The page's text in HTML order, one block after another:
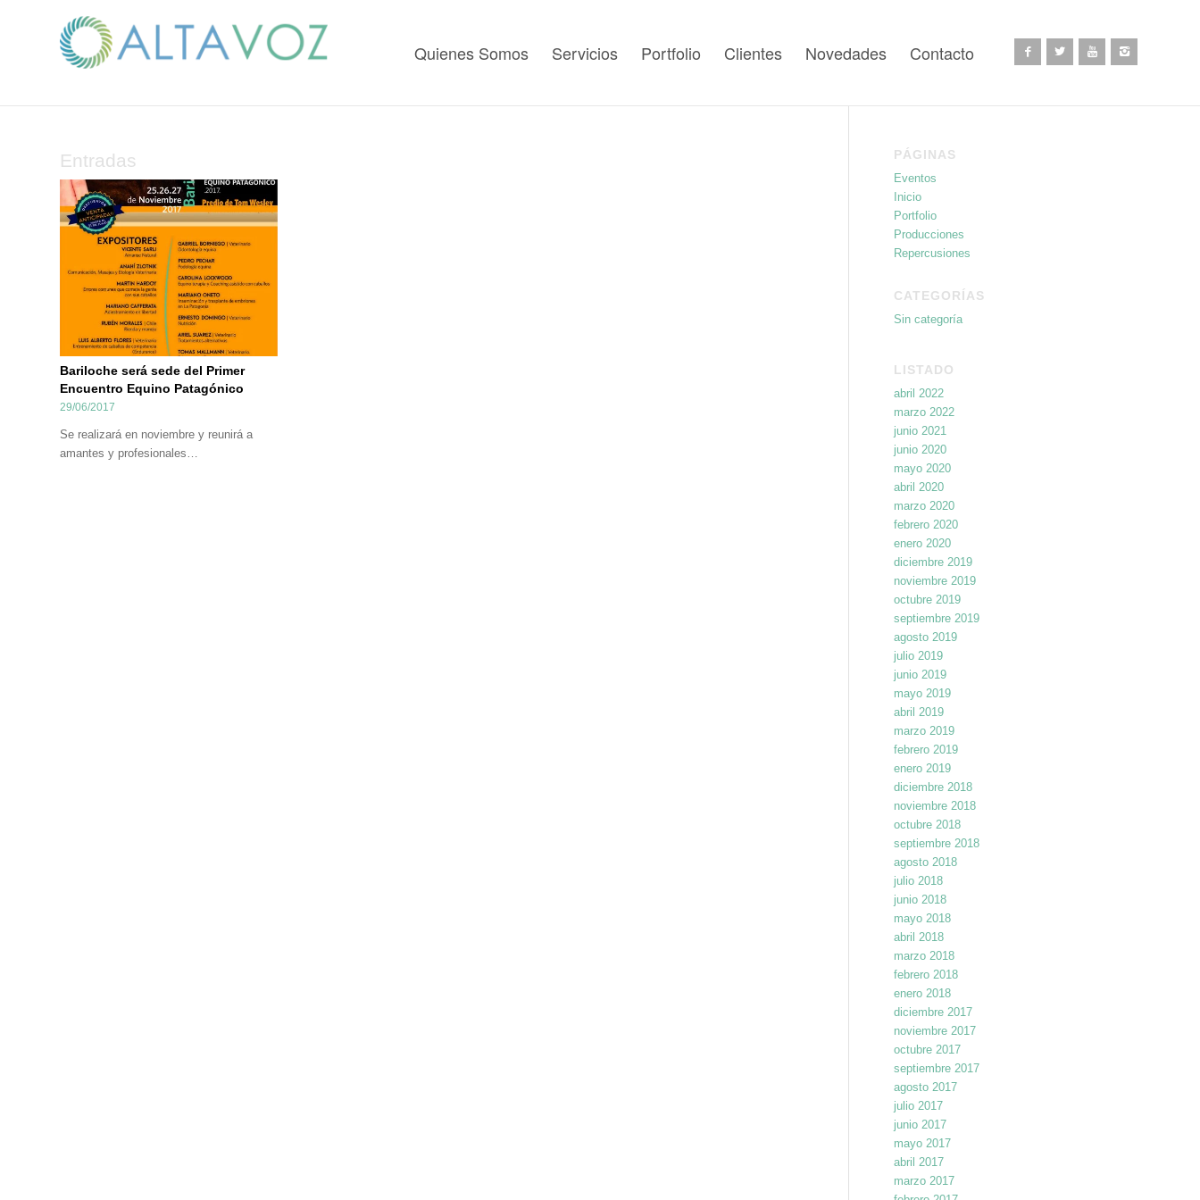
Quienes Somos Servicios Portfolio Clientes Novedades Contacto
Entradas
Bariloche será sede del Primer
Encuentro Equino Patagónico
29/06/2017
Se realizará en noviembre y reunirá a
amantes y profesionales…
PÁGINAS
Eventos
Inicio
Portfolio
Producciones
Repercusiones
CATEGORÍAS
Sin categoría
LISTADO
abril 2022
marzo 2022
junio 2021
junio 2020
mayo 2020
abril 2020
marzo 2020
febrero 2020
enero 2020
diciembre 2019
noviembre 2019
octubre 2019
septiembre 2019
agosto 2019
julio 2019
junio 2019
mayo 2019
abril 2019
marzo 2019
febrero 2019
enero 2019
diciembre 2018
noviembre 2018
octubre 2018
septiembre 2018
agosto 2018
julio 2018
junio 2018
mayo 2018
abril 2018
marzo 2018
febrero 2018
enero 2018
diciembre 2017
noviembre 2017
octubre 2017
septiembre 2017
agosto 2017
julio 2017
junio 2017
mayo 2017
abril 2017
marzo 2017